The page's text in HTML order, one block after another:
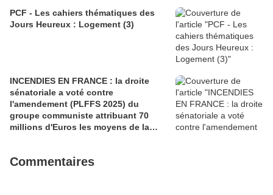
PCF - Les cahiers thématiques des
Jours Heureux : Logement (3)
INCENDIES EN FRANCE : la droite
sénatoriale a voté contre
l'amendement (PLFFS 2025) du
groupe communiste attribuant 70
millions d'Euros les moyens de la
Commentaires